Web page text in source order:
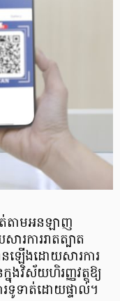
ត់តាមអនឡាញ
រការរាតត្បាត
ឡើងដោយសារការ
ងវិស័យហិរញ្ញវត្ថុឱ្យ
ទូទាត់ដោយផ្ទាល់។